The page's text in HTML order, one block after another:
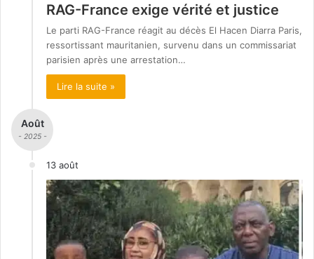
RAG-France exige vérité et justice
Le parti RAG-France réagit au décès El Hacen Diarra Paris,
ressortissant mauritanien, survenu dans un commissariat
parisien après une arrestation…
Lire la suite »
Août
- 2025 -
13 août